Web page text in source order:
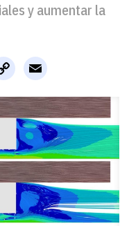
y aumentar la
Copy
Link
Email